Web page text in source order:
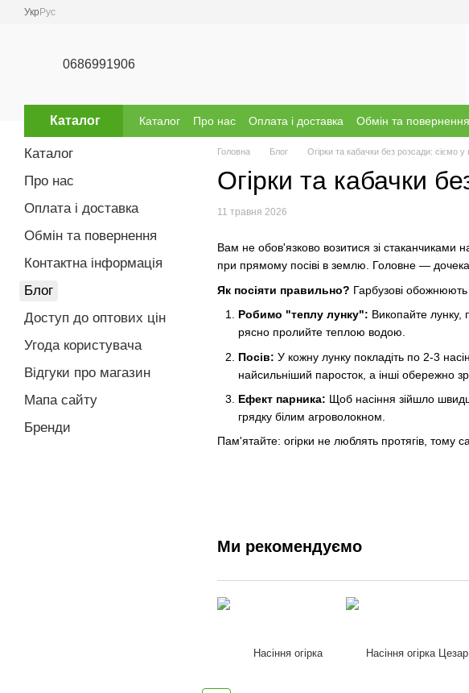
Перейти до основного контенту
Укр Рус
0686991906
Каталог Каталог Про нас Оплата і доставка Обмін та повернення
Відгуки про магазин
Бренди
Головна Блог Огірки та кабачки без розсади: сіємо у
Огірки та кабачки
11 травня 2026
Вам не обов'язково возитися зі стаканчиками
при прямому посіві в землю. Головне —
Як посіяти правильно? Гарбузові
Робимо "теплу лунку": Викопайте
рясно пролийте теплою водою.
Посів: У кожну лунку покладіть по 2-3
найсильніший паросток, а інші обережно
Ефект парника: Щоб насіння зійшло
грядку білим агроволокном.
Пам'ятайте: огірки не люблять протягів, тому
Ми рекомендуємо
Каталог
Про нас
Оплата і доставка
Обмін та повернення
Контактна інформація
Блог
Доступ до оптових цін
Угода користувача
Відгуки про магазин
Мапа сайту
Бренди